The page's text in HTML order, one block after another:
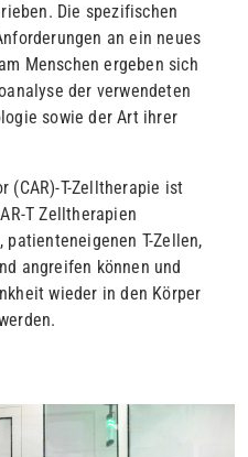
Die spezifischen
an ein neues
Menschen ergeben sich
der verwendeten
sowie der Art ihrer
(CAR)-T-Zelltherapie ist
T Zelltherapien
T-Zellen,
angreifen können und
wieder in den Körper